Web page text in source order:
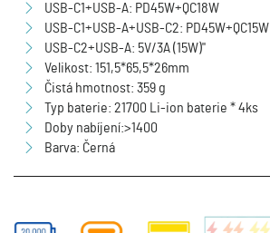
USB-C1+USB-A: PD45W+QC18W
USB-C1+USB-A+USB-C2: PD45W+QC15W
USB-C2+USB-A: 5V/3A (15W)"
Velikost: 151,5*65,5*26mm
Čistá hmotnost: 359 g
Typ baterie: 21700 Li-ion baterie * 4ks
Doby nabíjení:>1400
Barva: Černá